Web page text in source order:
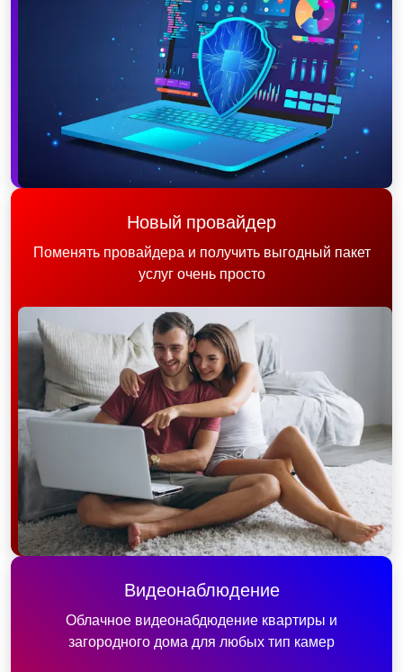
Новый провайдер
Поменять провайдера и получить выгодный пакет
услуг очень просто
Видеонаблюдение
Облачное видеонабдюдение квартиры и
загородного дома для любых тип камер